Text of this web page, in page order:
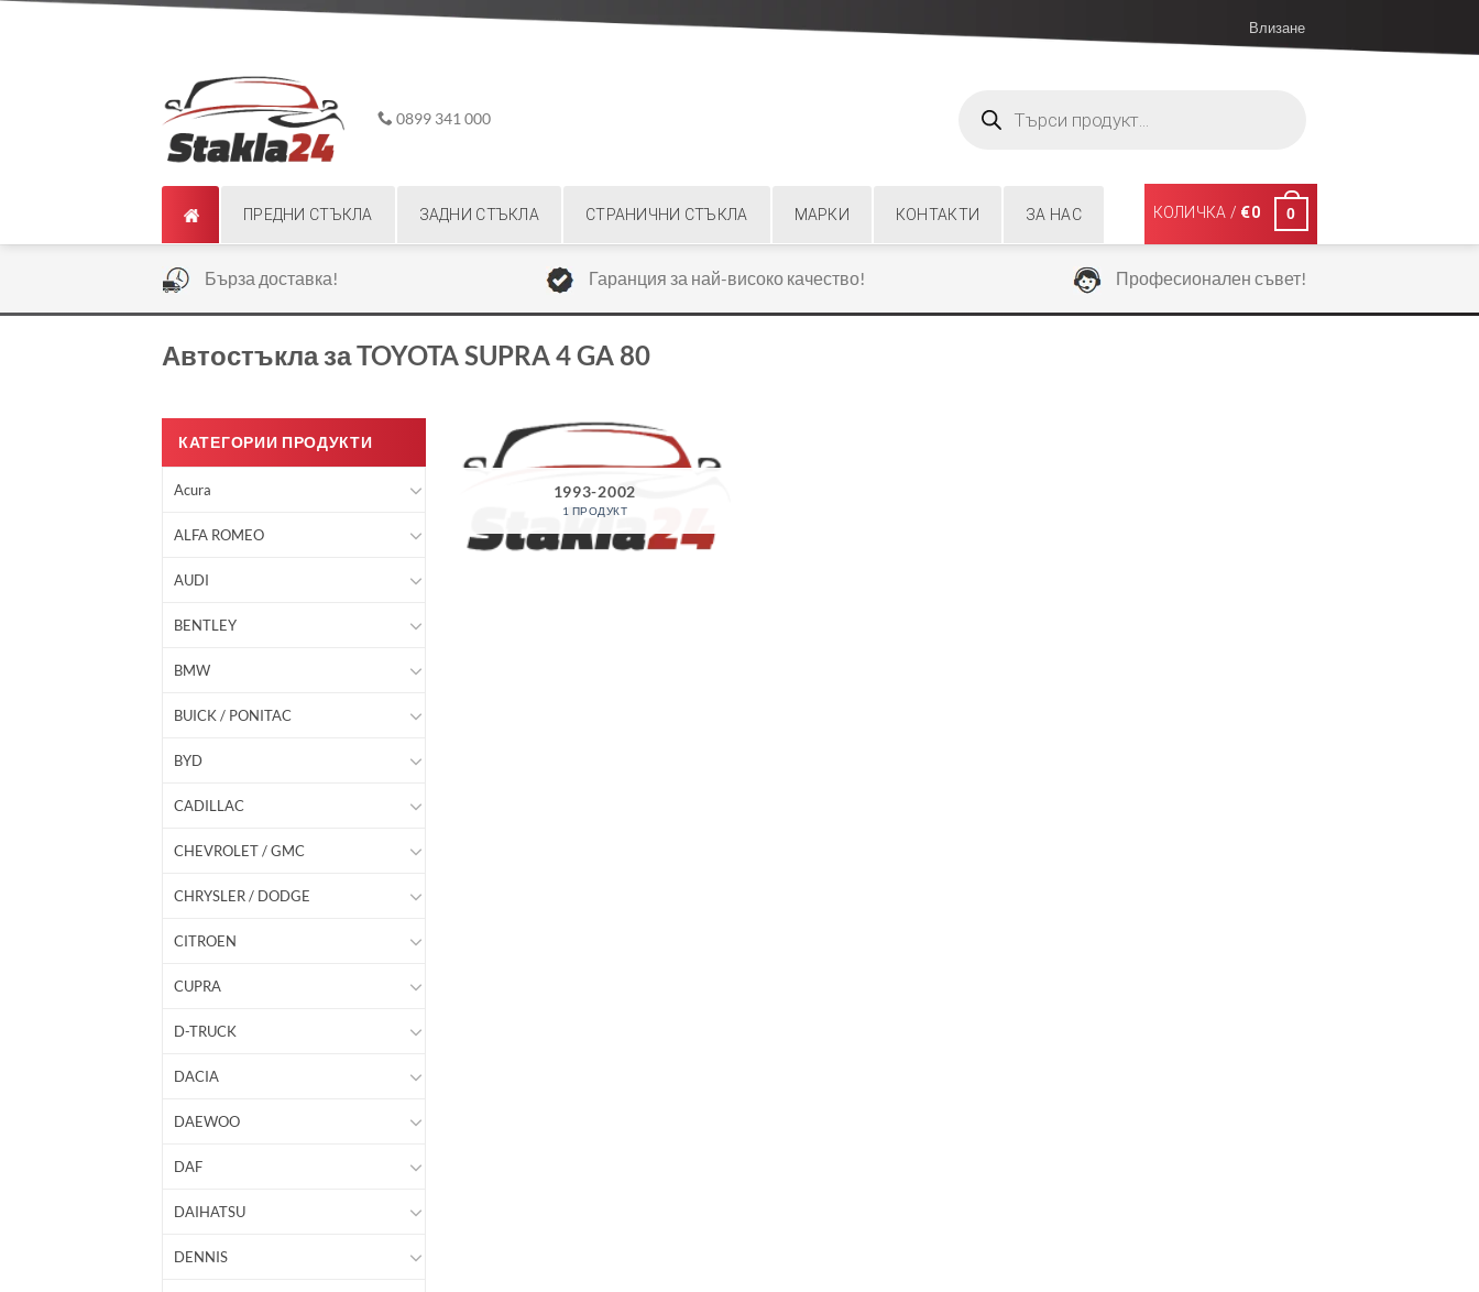
Влизане
0899 341 000
search
ПРЕДНИ СТЪКЛА ЗАДНИ СТЪКЛА СТРАНИЧНИ СТЪКЛА МАРКИ КОНТАКТИ ЗА НАС КОЛИЧКА / €0 0
Бърза доставка! Гаранция за най-високо качество! Професионален съвет!
Автостъкла за TOYOTA SUPRA 4 GA 80
КАТЕГОРИИ ПРОДУКТИ
Acura
ALFA ROMEO
AUDI
BENTLEY
BMW
BUICK / PONITAC
BYD
CADILLAC
CHEVROLET / GMC
CHRYSLER / DODGE
CITROEN
CUPRA
D-TRUCK
DACIA
DAEWOO
DAF
DAIHATSU
DENNIS
1993-2002
1 ПРОДУКТ